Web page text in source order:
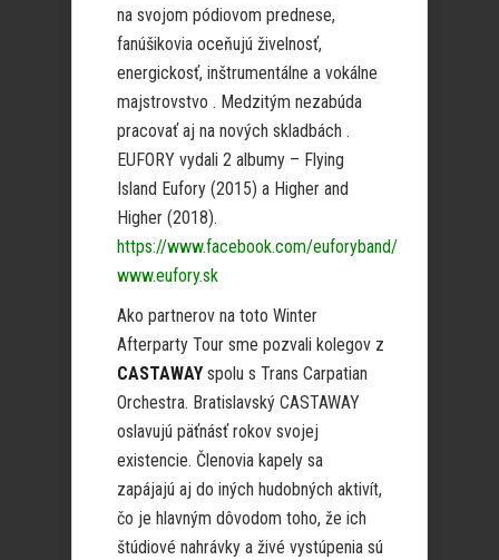
na svojom pódiovom prednese,
fanúšikovia oceňujú živelnosť,
energickosť, inštrumentálne a vokálne
majstrovstvo . Medzitým nezabúda
pracovať aj na nových skladbách .
EUFORY vydali 2 albumy – Flying
Island Eufory (2015) a Higher and
Higher (2018).
https://www.facebook.com/euforyband/
www.eufory.sk
Ako partnerov na toto Winter
Afterparty Tour sme pozvali kolegov z
CASTAWAY spolu s Trans Carpatian
Orchestra. Bratislavský CASTAWAY
oslavujú päťnásť rokov svojej
existencie. Členovia kapely sa
zapájajú aj do iných hudobných aktivít,
čo je hlavným dôvodom toho, že ich
štúdiové nahrávky a živé vystúpenia sú